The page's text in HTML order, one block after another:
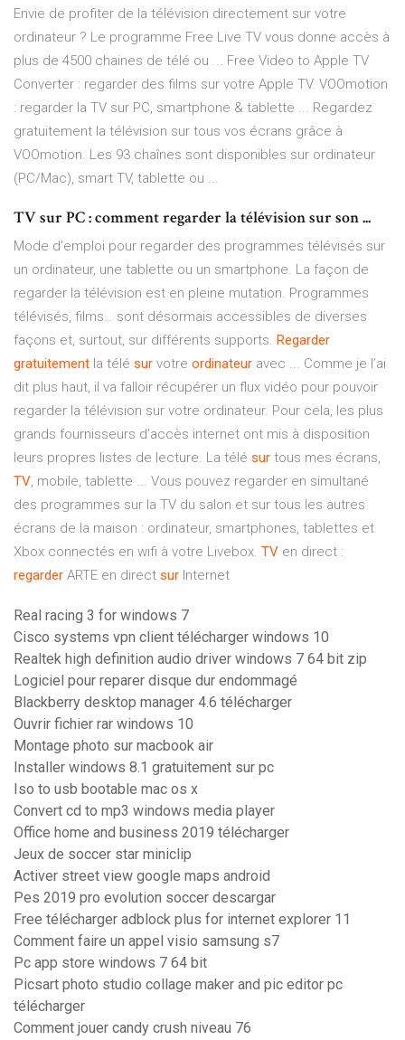
Envie de profiter de la télévision directement sur votre
ordinateur ? Le programme Free Live TV vous donne accès à
plus de 4500 chaines de télé ou ... Free Video to Apple TV
Converter : regarder des films sur votre Apple TV. VOOmotion
: regarder la TV sur PC, smartphone & tablette ... Regardez
gratuitement la télévision sur tous vos écrans grâce à
VOOmotion. Les 93 chaînes sont disponibles sur ordinateur
(PC/Mac), smart TV, tablette ou ...
TV sur PC : comment regarder la télévision sur son ...
Mode d'emploi pour regarder des programmes télévisés sur
un ordinateur, une tablette ou un smartphone. La façon de
regarder la télévision est en pleine mutation. Programmes
télévisés, films… sont désormais accessibles de diverses
façons et, surtout, sur différents supports. Regarder
gratuitement la télé sur votre ordinateur avec ... Comme je l’ai
dit plus haut, il va falloir récupérer un flux vidéo pour pouvoir
regarder la télévision sur votre ordinateur. Pour cela, les plus
grands fournisseurs d’accès internet ont mis à disposition
leurs propres listes de lecture. La télé sur tous mes écrans,
TV, mobile, tablette ... Vous pouvez regarder en simultané
des programmes sur la TV du salon et sur tous les autres
écrans de la maison : ordinateur, smartphones, tablettes et
Xbox connectés en wifi à votre Livebox. TV en direct :
regarder ARTE en direct sur Internet
Real racing 3 for windows 7
Cisco systems vpn client télécharger windows 10
Realtek high definition audio driver windows 7 64 bit zip
Logiciel pour reparer disque dur endommagé
Blackberry desktop manager 4.6 télécharger
Ouvrir fichier rar windows 10
Montage photo sur macbook air
Installer windows 8.1 gratuitement sur pc
Iso to usb bootable mac os x
Convert cd to mp3 windows media player
Office home and business 2019 télécharger
Jeux de soccer star miniclip
Activer street view google maps android
Pes 2019 pro evolution soccer descargar
Free télécharger adblock plus for internet explorer 11
Comment faire un appel visio samsung s7
Pc app store windows 7 64 bit
Picsart photo studio collage maker and pic editor pc
télécharger
Comment jouer candy crush niveau 76